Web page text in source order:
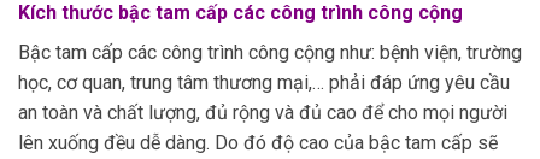
Kích thước bậc tam cấp các công trình công cộng
Bậc tam cấp các công trình công cộng như: bệnh viện, trường
học, cơ quan, trung tâm thương mại,… phải đáp ứng yêu cầu
an toàn và chất lượng, đủ rộng và đủ cao để cho mọi người
lên xuống đều dễ dàng. Do đó độ cao của bậc tam cấp sẽ